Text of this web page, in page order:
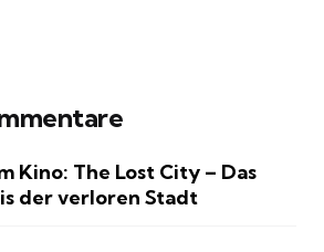
Kino: The Lost City – Das
der verloren Stadt